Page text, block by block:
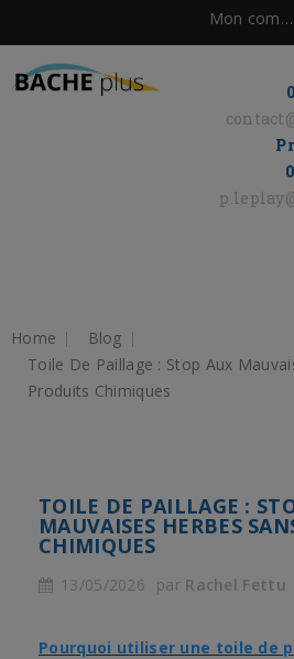
Mon compte
Home
Blog
Toile De Paillage : Stop Aux
Produits Chimiques
TOILE DE PAILLAGE :
MAUVAISES HERBES
CHIMIQUES
13/05/2026 par Rachel Fettu
Pourquoi utiliser une toile de